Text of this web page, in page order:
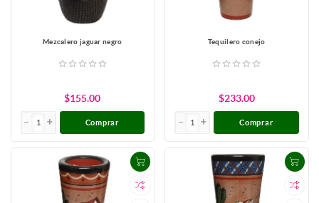
Mezcalero jaguar negro
$155.00
Comprar
Tequilero conejo
$233.00
Comprar